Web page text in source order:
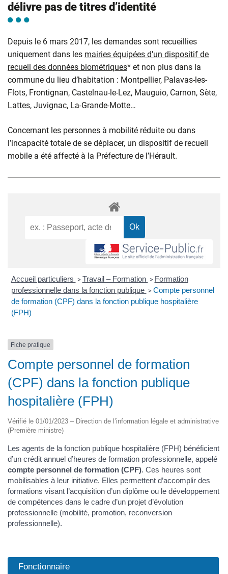
délivre pas de titres d’identité
Depuis le 6 mars 2017, les demandes sont recueillies
uniquement dans les mairies équipées d’un dispositif de
recueil des données biométriques* et non plus dans la
commune du lieu d’habitation : Montpellier, Palavas-les-
Flots, Frontignan, Castelnau-le-Lez, Mauguio, Carnon, Sète,
Lattes, Juvignac, La-Grande-Motte…
Concernant les personnes à mobilité réduite ou dans
l’incapacité totale de se déplacer, un dispositif de recueil
mobile a été affecté à la Préfecture de l’Hérault.
Accueil particuliers > Travail – Formation > Formation
professionnelle dans la fonction publique > Compte personnel
de formation (CPF) dans la fonction publique hospitalière
(FPH)
Fiche pratique
Compte personnel de formation
(CPF) dans la fonction publique
hospitalière (FPH)
Vérifié le 01/01/2023 – Direction de l’information légale et administrative
(Première ministre)
Les agents de la fonction publique hospitalière (FPH) bénéficient
d’un crédit annuel d’heures de formation professionnelle, appelé
compte personnel de formation (CPF). Ces heures sont
mobilisables à leur initiative. Elles permettent d’accomplir des
formations visant l’acquisition d’un diplôme ou le développement
de compétences dans le cadre d’un projet d’évolution
professionnelle (mobilité, promotion, reconversion
professionnelle).
Fonctionnaire